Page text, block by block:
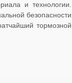
и технологии.
безопасности
тормозной